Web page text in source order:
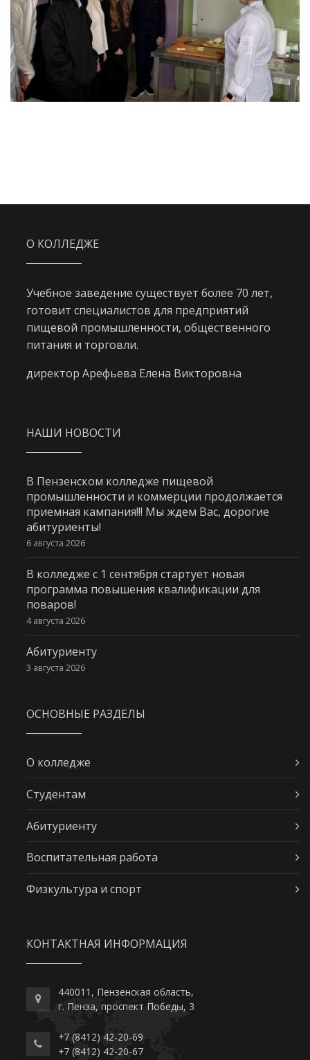
О КОЛЛЕДЖЕ
Учебное заведение существует более 70 лет,
готовит специалистов для предприятий
пищевой промышленности, общественного
питания и торговли.
директор Арефьева Елена Викторовна
НАШИ НОВОСТИ
В Пензенском колледже пищевой
промышленности и коммерции продолжается
приемная кампания!!! Мы ждем Вас, дорогие
абитуриенты!
6 августа 2026
В колледже с 1 сентября стартует новая
программа повышения квалификации для
поваров!
4 августа 2026
Абитуриенту
3 августа 2026
ОСНОВНЫЕ РАЗДЕЛЫ
О колледже
Студентам
Абитуриенту
Воспитательная работа
Физкультура и спорт
КОНТАКТНАЯ ИНФОРМАЦИЯ
440011, Пензенская область,
г. Пенза, проспект Победы, 3
+7 (8412) 42-20-69
+7 (8412) 42-20-67